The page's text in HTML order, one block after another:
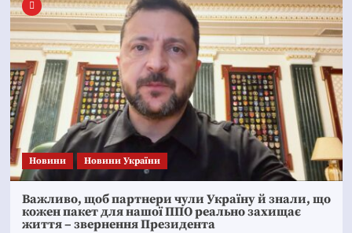
Новини Новини України
Важливо, щоб партнери чули Україну й знали, що
кожен пакет для нашої ППО реально захищає
життя – звернення Президента